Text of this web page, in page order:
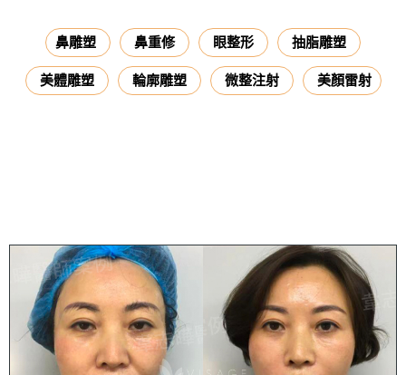
鼻雕塑 鼻重修 眼整形 抽脂雕塑
美體雕塑 輪廓雕塑 微整注射 美顏雷射